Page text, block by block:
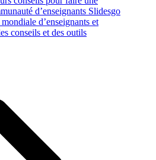
d’enseignants Slidesgo
d’enseignants et
conseils et des outils